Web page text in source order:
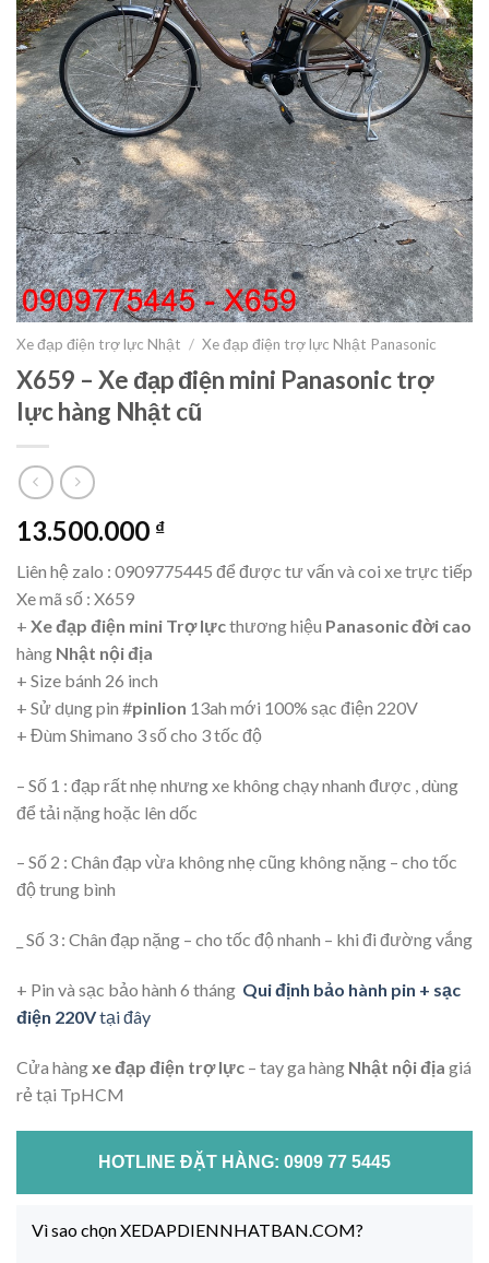
Xe đạp điện trợ lực Nhật / Xe đạp điện trợ lực Nhật Panasonic
X659 – Xe đạp điện mini Panasonic trợ
lực hàng Nhật cũ
13.500.000 ₫
Liên hệ zalo : 0909775445 để được tư vấn và coi xe trực tiếp
Xe mã số : X659
+ Xe đạp điện mini Trợ lựcthương hiệu Panasonic đời cao
hàng Nhật nội địa
+ Size bánh 26 inch
+ Sử dụng pin #pinlion 13ah mới 100% sạc điện 220V
+ Đùm Shimano 3 số cho 3 tốc độ
– Số 1 : đạp rất nhẹ nhưng xe không chạy nhanh được , dùng
để tải nặng hoặc lên dốc
– Số 2 : Chân đạp vừa không nhẹ cũng không nặng – cho tốc
độ trung bình
_ Số 3 : Chân đạp nặng – cho tốc độ nhanh – khi đi đường vắng
+ Pin và sạc bảo hành 6 tháng Qui định bảo hành pin + sạc
điện 220Vtại đây
Cửa hàngxe đạp điện trợ lực – tay ga hàng Nhật nội địa giá
rẻ tại TpHCM
HOTLINE ĐẶT HÀNG: 0909 77 5445
Vì sao chọn XEDAPDIENNHATBAN.COM?